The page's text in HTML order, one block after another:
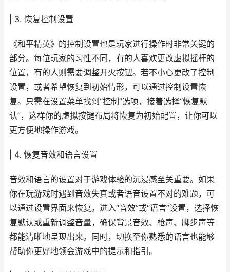
| 3. 恢复控制设置
《和平精英》的控制设置也是玩家进行操作时非常关键的
部分。每位玩家的习性不同，有的人喜欢更改虚拟摇杆的
位置，有的人则需要调整开火按钮。若不小心更改了控制
设置，或者希望恢复到初始情形，可以通过控制设置恢
复。只需在设置菜单找到“控制”选项，接着选择“恢复默
认”，这样你的虚拟按键布局将恢复为初始配置，让你可以
更方便地操作游戏。
| 4. 恢复音效和语言设置
音效和语言的设置对于游戏体验的沉浸感至关重要。如果
你在玩游戏时遇到音效失真或者语音设置不对的难题，可
以通过设置界面来恢复。进入“音效”或“语言”设置，选择恢
复默认或重新调整音量，确保背景音效、枪声、脚步声等
都能清晰地呈现出来。同时，切换至你熟悉的语言也能够
帮助你更好地领会游戏中的提示和指引。